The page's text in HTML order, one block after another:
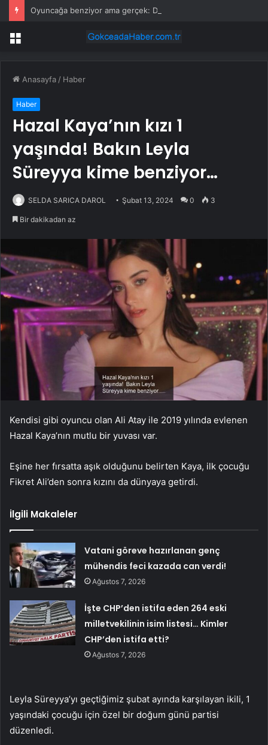
Menü
Anasayfa / Haber
Haber
Hazal Kaya’nın kızı 1
yaşında! Bakın Leyla
Süreyya kime benziyor…
SELDA SARICA DAROL Şubat 13, 2024 0 3
Bir dakikadan az
Kendisi gibi oyuncu olan Ali Atay ile 2019 yılında evlenen
Hazal Kaya’nın mutlu bir yuvası var.
Eşine her fırsatta aşık olduğunu belirten Kaya, ilk çocuğu
Fikret Ali’den sonra kızını da dünyaya getirdi.
İlgili Makaleler
Vatani göreve hazırlanan genç
mühendis feci kazada can verdi!
Ağustos 7, 2026
İşte CHP’den istifa eden 264 eski
milletvekilinin isim listesi… Kimler
CHP’den istifa etti?
Ağustos 7, 2026
Leyla Süreyya’yı geçtiğimiz şubat ayında karşılayan ikili, 1
yaşındaki çocuğu için özel bir doğum günü partisi
düzenledi.